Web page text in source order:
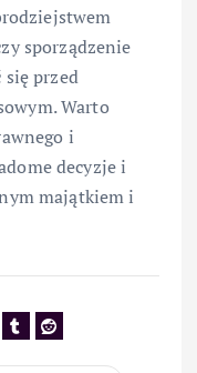
sporządzenie
przed
Warto
i
decyzje i
majątkiem i